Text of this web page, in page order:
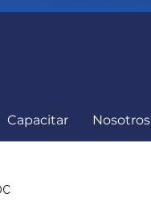
Capacitar Nosotros